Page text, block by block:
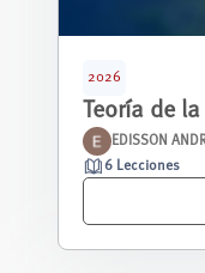
2026
Teoría de
EDISSON
6 Lecciones